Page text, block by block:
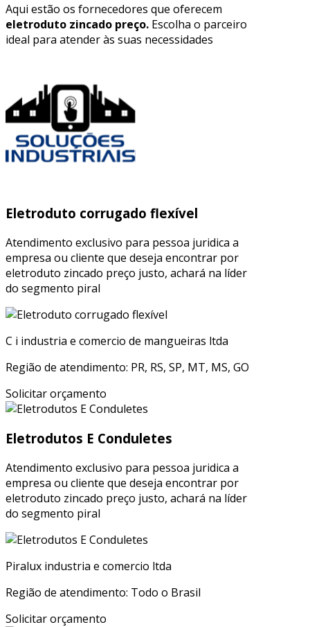
Aqui estão os fornecedores que oferecem
eletroduto zincado preço. Escolha o parceiro
ideal para atender às suas necessidades
Eletroduto corrugado flexível
Atendimento exclusivo para pessoa juridica a
empresa ou cliente que deseja encontrar por
eletroduto zincado preço justo, achará na líder
do segmento piral
C i industria e comercio de mangueiras ltda
Região de atendimento: PR, RS, SP, MT, MS, GO
Solicitar orçamento
Eletrodutos E Conduletes
Atendimento exclusivo para pessoa juridica a
empresa ou cliente que deseja encontrar por
eletroduto zincado preço justo, achará na líder
do segmento piral
Piralux industria e comercio ltda
Região de atendimento: Todo o Brasil
Solicitar orçamento